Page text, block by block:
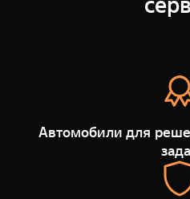
ПОКУПКА АВТОМОБИЛЯ
Цифровые сервисы TANK
Автомобили для